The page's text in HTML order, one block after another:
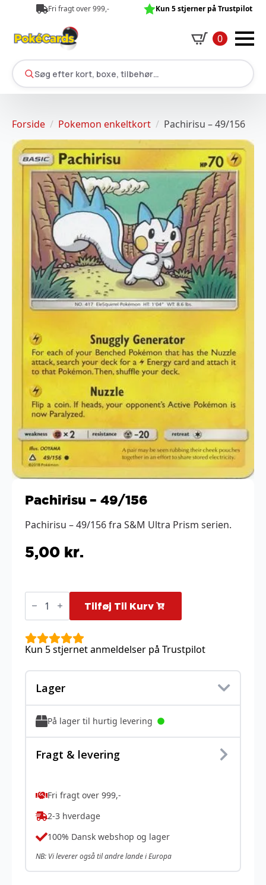
Fri fragt over 999,- Kun 5 stjerner på Trustpilot
0
Søg efter kort, boxe, tilbehør…
Forside Pokemon enkeltkort Pachirisu – 49/156
Pachirisu – 49/156
Pachirisu – 49/156 fra S&M Ultra Prism serien.
5,00 kr.
Pachirisu
antal
Tilføj Til Kurv
Kun 5 stjernet anmeldelser på Trustpilot
Lager
På lager til hurtig levering
Fragt & levering
Fri fragt over 999,-
2-3 hverdage
100% Dansk webshop og lager
NB: Vi leverer også til andre lande i Europa